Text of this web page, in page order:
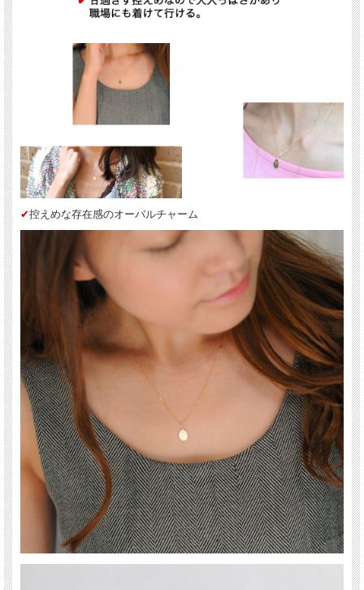
les desseins de DIEU(レ・デッサン・ドゥ・デュー)
表参道にあるBijouterie euro flat(ビジュトリエ ユーロフラット)が発信するジュエリ
フランス語で『神の思し召し』という意味を持ち、 そのブランド名はグッドラッ
クチャームのように、身に着けた人を守ってくれるという意味が込められていま
”教養のある美”をコンセプトに本物である事にこだわったジュエリーは、 繊細で上
品で可憐な、大人の女性に嬉しいアイテムがそろっています。
✔︎控えめな存在感のオーバルチャーム